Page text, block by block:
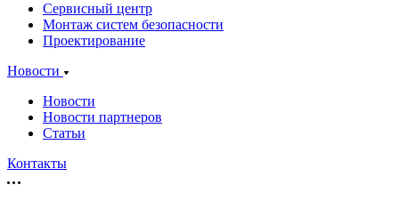
Сервисный центр
Монтаж систем безопасности
Проектирование
Новости
Новости
Новости партнеров
Статьи
Контакты